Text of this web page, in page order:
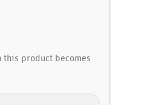
this product becomes